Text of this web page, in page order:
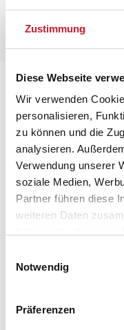
Zustimmung
Diese Webseite
Wir verwenden
personalisieren,
zu können und die
analysieren.
Verwendung unserer
soziale Medien,
Partner führen diese
weiteren Daten
Notwendig
Präferenzen
Lageplan
Adresse
Ferienhaus 8450
Adilsvej 21 c
Vibæk Strand
8400 Ebeltoft